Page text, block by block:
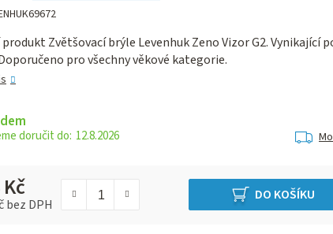
Zvětšovací brýle Levenhuk Zeno Vizor G2. Vynikající
pro všechny věkové kategorie.
12.8.2026
bez DPH
DO KOŠÍKU